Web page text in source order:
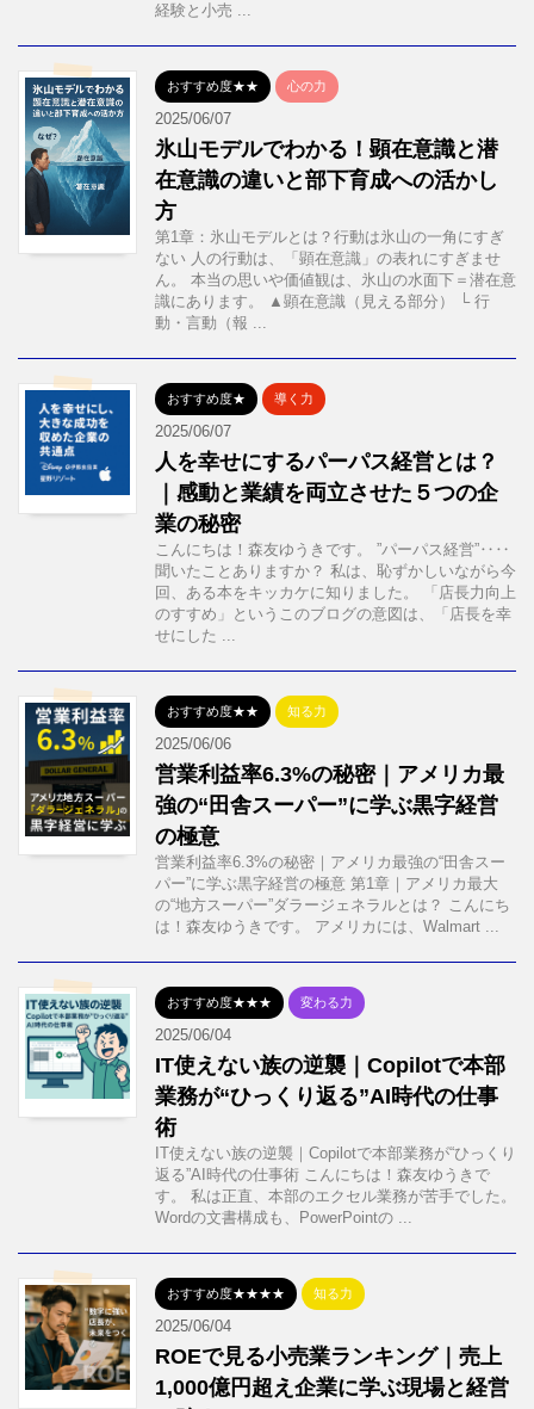
経験と小売 ...
おすすめ度★★ 心の力
2025/06/07
氷山モデルでわかる！顕在意識と潜
在意識の違いと部下育成への活かし
方
第1章：氷山モデルとは？行動は氷山の一角にすぎ
ない 人の行動は、「顕在意識」の表れにすぎませ
ん。 本当の思いや価値観は、氷山の水面下＝潜在意
識にあります。 ▲顕在意識（見える部分） └ 行
動・言動（報 ...
おすすめ度★ 導く力
2025/06/07
人を幸せにするパーパス経営とは？
｜感動と業績を両立させた５つの企
業の秘密
こんにちは！森友ゆうきです。 ”パーパス経営”‥‥
聞いたことありますか？ 私は、恥ずかしいながら今
回、ある本をキッカケに知りました。 「店長力向上
のすすめ」というこのブログの意図は、「店長を幸
せにした ...
おすすめ度★★ 知る力
2025/06/06
営業利益率6.3%の秘密｜アメリカ最
強の“田舎スーパー”に学ぶ黒字経営
の極意
営業利益率6.3%の秘密｜アメリカ最強の“田舎スー
パー”に学ぶ黒字経営の極意 第1章｜アメリカ最大
の“地方スーパー”ダラージェネラルとは？ こんにち
は！森友ゆうきです。 アメリカには、Walmart ...
おすすめ度★★★ 変わる力
2025/06/04
IT使えない族の逆襲｜Copilotで本部
業務が“ひっくり返る”AI時代の仕事
術
IT使えない族の逆襲｜Copilotで本部業務が“ひっくり
返る”AI時代の仕事術 こんにちは！森友ゆうきで
す。 私は正直、本部のエクセル業務が苦手でした。
Wordの文書構成も、PowerPointの ...
おすすめ度★★★★ 知る力
2025/06/04
ROEで見る小売業ランキング｜売上
1,000億円超え企業に学ぶ現場と経営